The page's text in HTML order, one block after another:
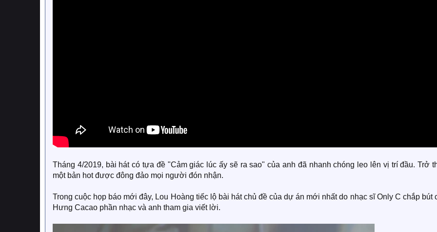
Tháng 4/2019, bài hát có tựa đề "Cảm giác lúc ấy sẽ ra sao" của anh đã nhanh chóng leo lên vị trí đầu. Trở
một bản hot được đông đảo mọi người đón nhận.
Trong cuộc họp báo mới đây, Lou Hoàng tiếc lộ bài hát chủ đề của dự án mới nhất do nhạc sĩ Only C chắp bút
Hưng Cacao phần nhạc và anh tham gia viết lời.